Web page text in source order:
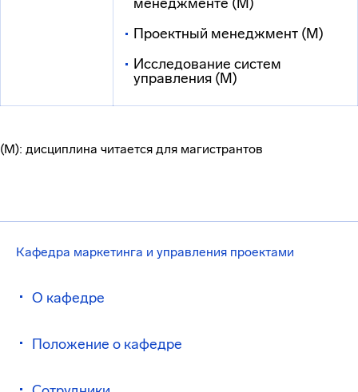
Кафедра маркетинга и управления проектами
О кафедре
Положение о кафедре
Проектный менеджмент (М)
Исследование систем
управления (М)
(М): дисциплина читается для магистрантов